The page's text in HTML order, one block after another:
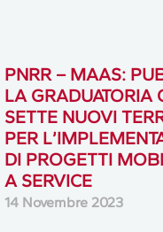
PNRR – MAAS:
LA GRADUATORIA
SETTE NUOVI
PER
DI PROGETTI
A SERVICE
14 Novembre 2023